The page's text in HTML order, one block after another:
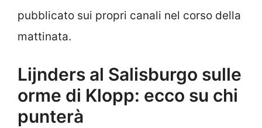
pubblicato sui propri canali nel corso della
mattinata.
Lijnders al Salisburgo sulle
orme di Klopp: ecco su chi
punterà